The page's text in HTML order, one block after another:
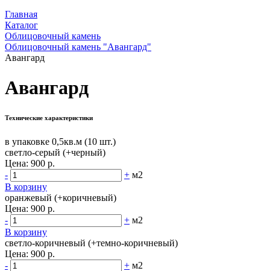
Главная
Каталог
Облицовочный камень
Облицовочный камень "Авангард"
Авангард
Авангард
Технические характеристики
в упаковке 0,5кв.м (10 шт.)
светло-серый (+черный)
Цена: 900 р.
-
+ м2
В корзину
оранжевый (+коричневый)
Цена: 900 р.
-
+ м2
В корзину
светло-коричневый (+темно-коричневый)
Цена: 900 р.
-
+ м2